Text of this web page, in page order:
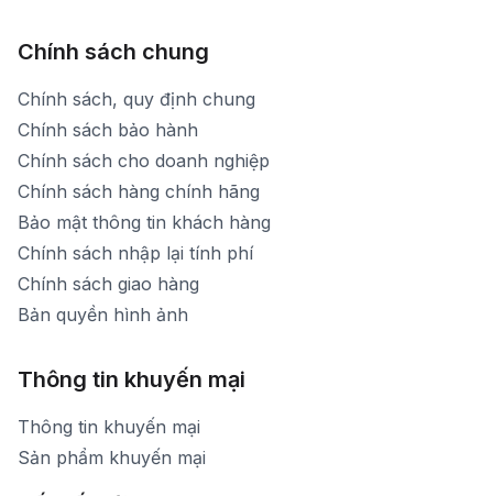
Chính sách chung
Chính sách, quy định chung
Chính sách bảo hành
Chính sách cho doanh nghiệp
Chính sách hàng chính hãng
Bảo mật thông tin khách hàng
Chính sách nhập lại tính phí
Chính sách giao hàng
Bản quyền hình ảnh
Thông tin khuyến mại
Thông tin khuyến mại
Sản phẩm khuyến mại